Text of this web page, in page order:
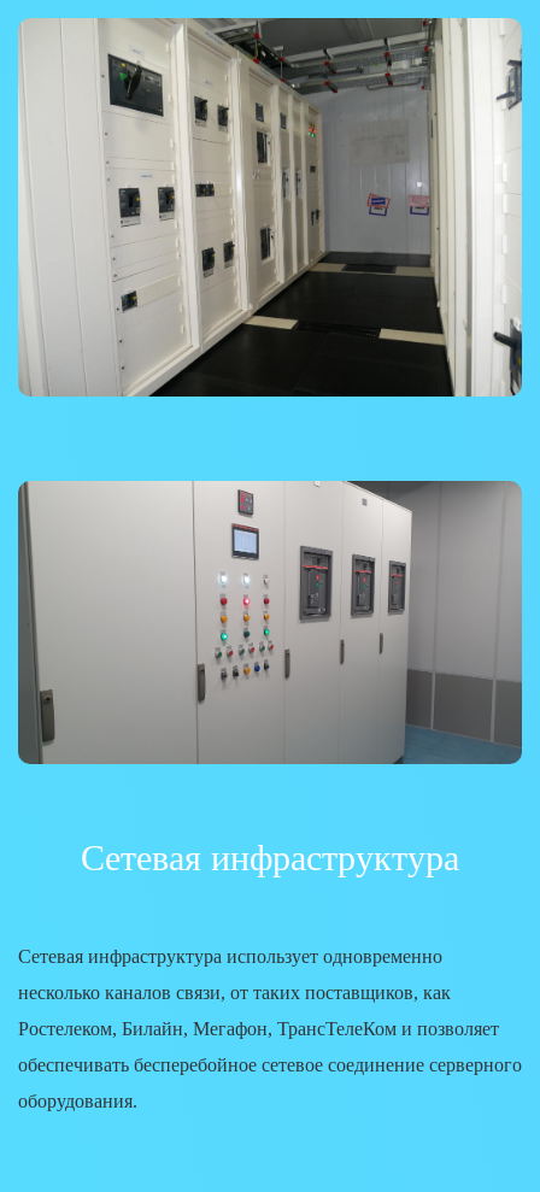
Сетевая инфраструктура
Сетевая инфраструктура использует одновременно
несколько каналов связи, от таких поставщиков, как
Ростелеком, Билайн, Мегафон, ТрансТелеКом и позволяет
обеспечивать бесперебойное сетевое соединение серверного
оборудования.